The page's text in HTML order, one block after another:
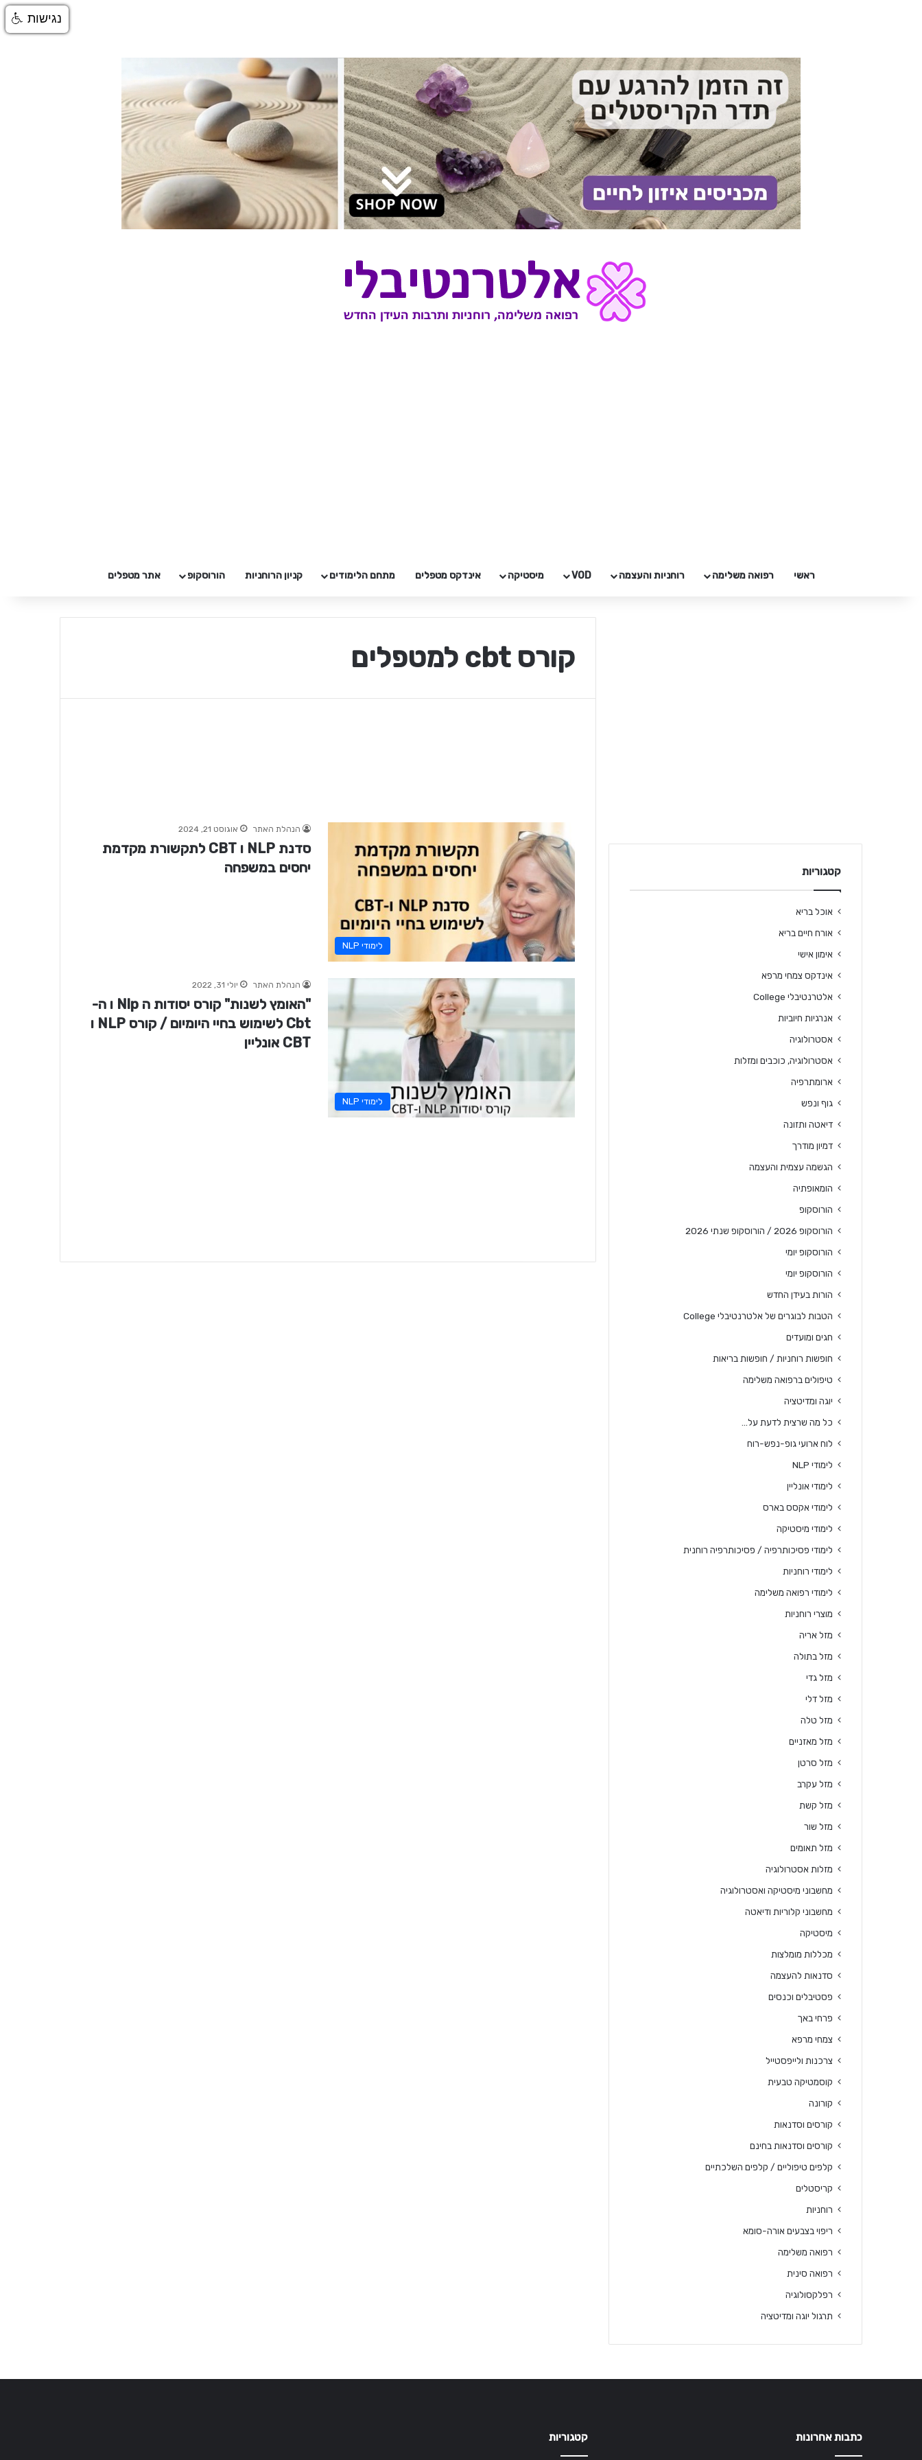
ראשי רפואה משלימה רוחניות והעצמה VOD מיסטיקה אינדקס מטפלים מתחם הלימודים קניון הרוחניות הורוסקופ אתר מטפלים
קורס cbt למטפלים
לימודי NLP
הנהלת האתר אוגוסט 21, 2024
סדנת NLP ו CBT לתקשורת מקדמת
יחסים במשפחה
לימודי NLP
הנהלת האתר יולי 31, 2022
"האומץ לשנות" קורס יסודות ה Nlp ו ה-
Cbt לשימוש בחיי היומיום / קורס NLP ו
CBT אונליין
קטגוריות
אוכל בריא
אורח חיים בריא
אימון אישי
אינדקס צמחי מרפא
אלטרנטיבלי College
אנרגיות חיוביות
אסטרולוגיה
אסטרולוגיה, כוכבים ומזלות
ארומתרפיה
גוף ונפש
דיאטה ותזונה
דמיון מודרך
הגשמה עצמית והעצמה
הומאופתיה
הורוסקופ
הורוסקופ 2026 / הורוסקופ שנתי 2026
הורוסקופ יומי
הורוסקופ יומי
הורות בעידן החדש
הטבות לבוגרים של אלטרנטיבלי College
חגים ומועדים
חופשות רוחניות / חופשות בריאות
טיפולים ברפואה משלימה
יוגה ומדיטציה
כל מה שרצית לדעת על…
לוח ארועי גופ-נפש-רוח
לימודי NLP
לימודי אונליין
לימודי אקסס בארס
לימודי מיסטיקה
לימודי פסיכותרפיה / פסיכותרפיה רוחנית
לימודי רוחניות
לימודי רפואה משלימה
מוצרי רוחניות
מזל אריה
מזל בתולה
מזל גדי
מזל דלי
מזל טלה
מזל מאזניים
מזל סרטן
מזל עקרב
מזל קשת
מזל שור
מזל תאומים
מזלות אסטרולוגיה
מחשבוני מיסטיקה ואסטרולוגיה
מחשבוני קלוריות ודיאטה
מיסטיקה
מכללות מומלצות
סדנאות להעצמה
פסטיבלים וכנסים
פרחי באך
צמחי מרפא
צרכנות ולייפסטייל
קוסמטיקה טבעית
קורונה
קורסים וסדנאות
קורסים וסדנאות בחינם
קלפים טיפוליים / קלפים השלכתיים
קריסטלים
רוחניות
ריפוי בצבעים אורה-סומא
רפואה משלימה
רפואה סינית
רפלקסולוגיה
תרגול יוגה ומדיטציה
כתבות אחרונות קטגוריות
נגישות